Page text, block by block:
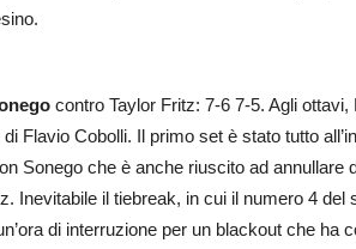
contro Taylor Fritz: 7-6 7-5. Agli
Flavio Cobolli. Il primo set è stato tutto
Sonego che è anche riuscito ad annullare
Inevitabile il tiebreak, in cui il numero 4 del
di interruzione per un blackout che ha